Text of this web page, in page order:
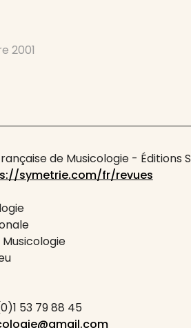
2001
de Musicologie - Éditions
symetrie.com/fr/revues
53 79 88 45